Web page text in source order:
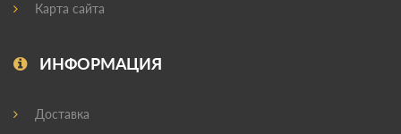
Карта сайта
ИНФОРМАЦИЯ
Доставка